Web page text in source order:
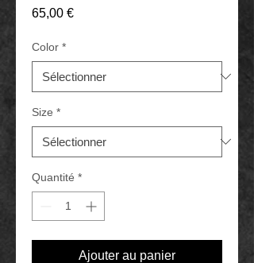
65,00 €Prix
Color *
Size *
Quantité *
Ajouter au panier